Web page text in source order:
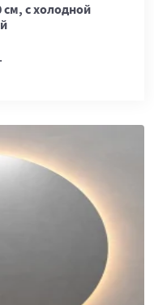
см, с холодной